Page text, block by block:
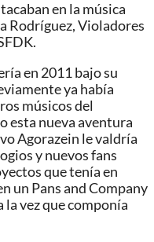
en la música
Rodríguez, Violadores
en 2011 bajo su
ya había
músicos del
esta nueva aventura
Agorazein le valdría
y nuevos fans
que tenía en
un Pans and Company
la vez que componía